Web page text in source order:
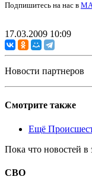
Подпишитесь на нас в
17.03.2009 10:09
Новости партнеров
Смотрите также
Ещё
Пока что новостей в
СВО